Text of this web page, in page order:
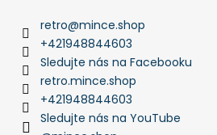
retro@mince.shop
+421948844603
Sledujte nás na Facebooku
retro.mince.shop
+421948844603
Sledujte nás na YouTube